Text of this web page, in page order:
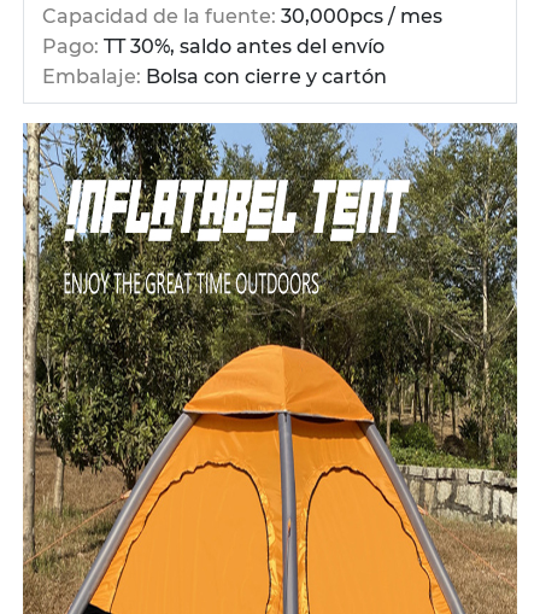
Capacidad de la fuente: 30,000pcs / mes
Pago: TT 30%, saldo antes del envío
Embalaje: Bolsa con cierre y cartón